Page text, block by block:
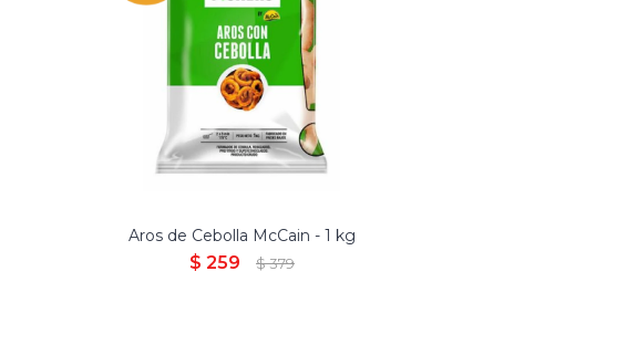
Aros de Cebolla McCain - 1 kg
$ 259 $ 379